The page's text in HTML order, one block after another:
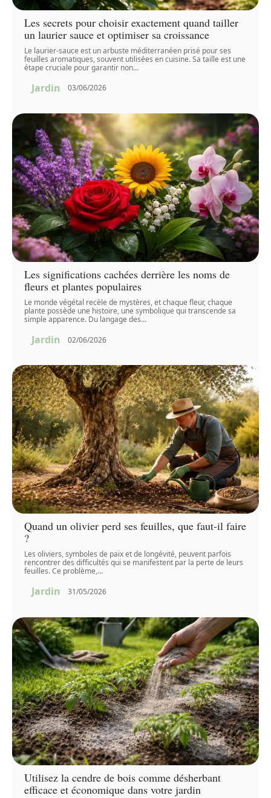
Les secrets pour choisir exactement quand tailler
un laurier sauce et optimiser sa croissance
Le laurier-sauce est un arbuste méditerranéen prisé pour ses
feuilles aromatiques, souvent utilisées en cuisine. Sa taille est une
étape cruciale pour garantir non…
Jardin 03/06/2026
Les significations cachées derrière les noms de
fleurs et plantes populaires
Le monde végétal recèle de mystères, et chaque fleur, chaque
plante possède une histoire, une symbolique qui transcende sa
simple apparence. Du langage des…
Jardin 02/06/2026
Quand un olivier perd ses feuilles, que faut-il faire
?
Les oliviers, symboles de paix et de longévité, peuvent parfois
rencontrer des difficultés qui se manifestent par la perte de leurs
feuilles. Ce problème,…
Jardin 31/05/2026
Utilisez la cendre de bois comme désherbant
efficace et économique dans votre jardin